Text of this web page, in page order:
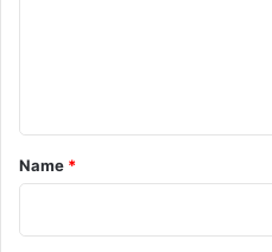
*
Name *